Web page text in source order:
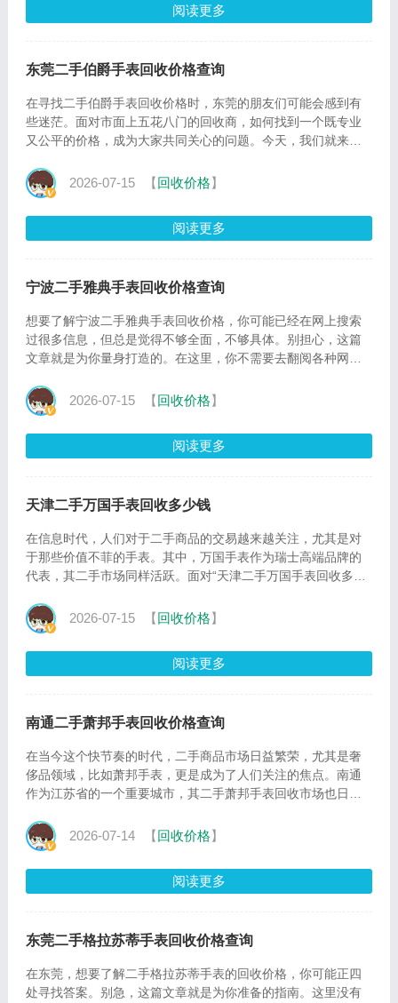
阅读更多
东莞二手伯爵手表回收价格查询
在寻找二手伯爵手表回收价格时，东莞的朋友们可能会感到有
些迷茫。面对市面上五花八门的回收商，如何找到一个既专业
又公平的价格，成为大家共同关心的问题。今天，我们就来探
2026-07-15 【回收价格】
阅读更多
宁波二手雅典手表回收价格查询
想要了解宁波二手雅典手表回收价格，你可能已经在网上搜索
过很多信息，但总是觉得不够全面，不够具体。别担心，这篇
文章就是为你量身打造的。在这里，你不需要去翻阅各种网
2026-07-15 【回收价格】
阅读更多
天津二手万国手表回收多少钱
在信息时代，人们对于二手商品的交易越来越关注，尤其是对
于那些价值不菲的手表。其中，万国手表作为瑞士高端品牌的
代表，其二手市场同样活跃。面对“天津二手万国手表回收多少
2026-07-15 【回收价格】
阅读更多
南通二手萧邦手表回收价格查询
在当今这个快节奏的时代，二手商品市场日益繁荣，尤其是奢
侈品领域，比如萧邦手表，更是成为了人们关注的焦点。南通
作为江苏省的一个重要城市，其二手萧邦手表回收市场也日渐
2026-07-14 【回收价格】
阅读更多
东莞二手格拉苏蒂手表回收价格查询
在东莞，想要了解二手格拉苏蒂手表的回收价格，你可能正四
处寻找答案。别急，这篇文章就是为你准备的指南。这里没有